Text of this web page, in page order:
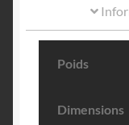
Poids
Dimensions